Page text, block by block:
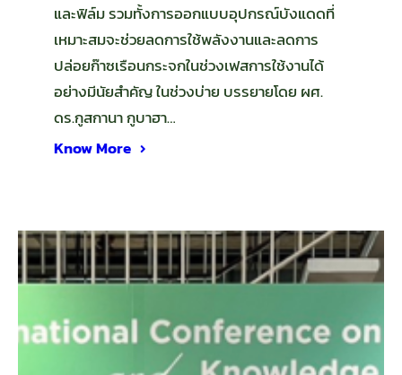
และฟิล์ม รวมทั้งการออกแบบอุปกรณ์บังแดดที่
เหมาะสมจะช่วยลดการใช้พลังงานและลดการ
ปล่อยก๊าซเรือนกระจกในช่วงเฟสการใช้งานได้
อย่างมีนัยสำคัญ ในช่วงบ่าย บรรยายโดย ผศ.
ดร.กูสกานา กูบาฮา…
Know More